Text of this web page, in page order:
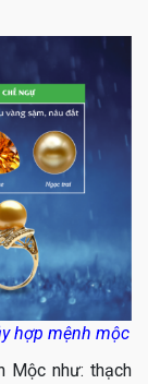
hợp mệnh mộc
Mộc như: thạch